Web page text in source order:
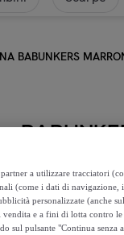
BABUNKERS
SANDALO
32,00 €
a utilizzare tracciatori
(come i dati di
personalizzate (anche
e a fini di lotta contro
sul pulsante "Continua senza